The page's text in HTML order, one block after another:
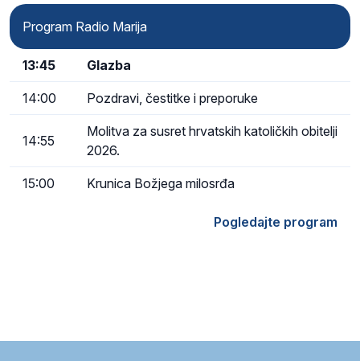
Program Radio Marija
13:45 Glazba
14:00 Pozdravi, čestitke i preporuke
14:55
Molitva za susret hrvatskih katoličkih obitelji
2026.
15:00 Krunica Božjega milosrđa
Pogledajte program